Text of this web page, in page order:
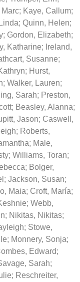
Marc; Kaye, Callum;
; Quinn, Helen;
; Gordon, Elizabeth;
Katharine; Ireland,
Susanne;
; Hurst,
; Walker, Lauren;
Sarah; Preston,
; Beasley, Alanna;
Jason; Caswell,
; Roberts,
; Male,
; Williams, Toran;
; Bolger,
; Jackson, Susan;
Maia; Croft, María;
; Webb,
; Nikitas, Nikitas;
; Stowe,
; Monnery, Sonja;
Edward;
Sarah;
; Reschreiter,